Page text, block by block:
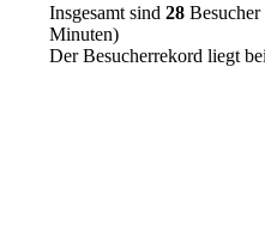
Insgesamt sind 28
Minuten)
Der Besucherrekord liegt bei